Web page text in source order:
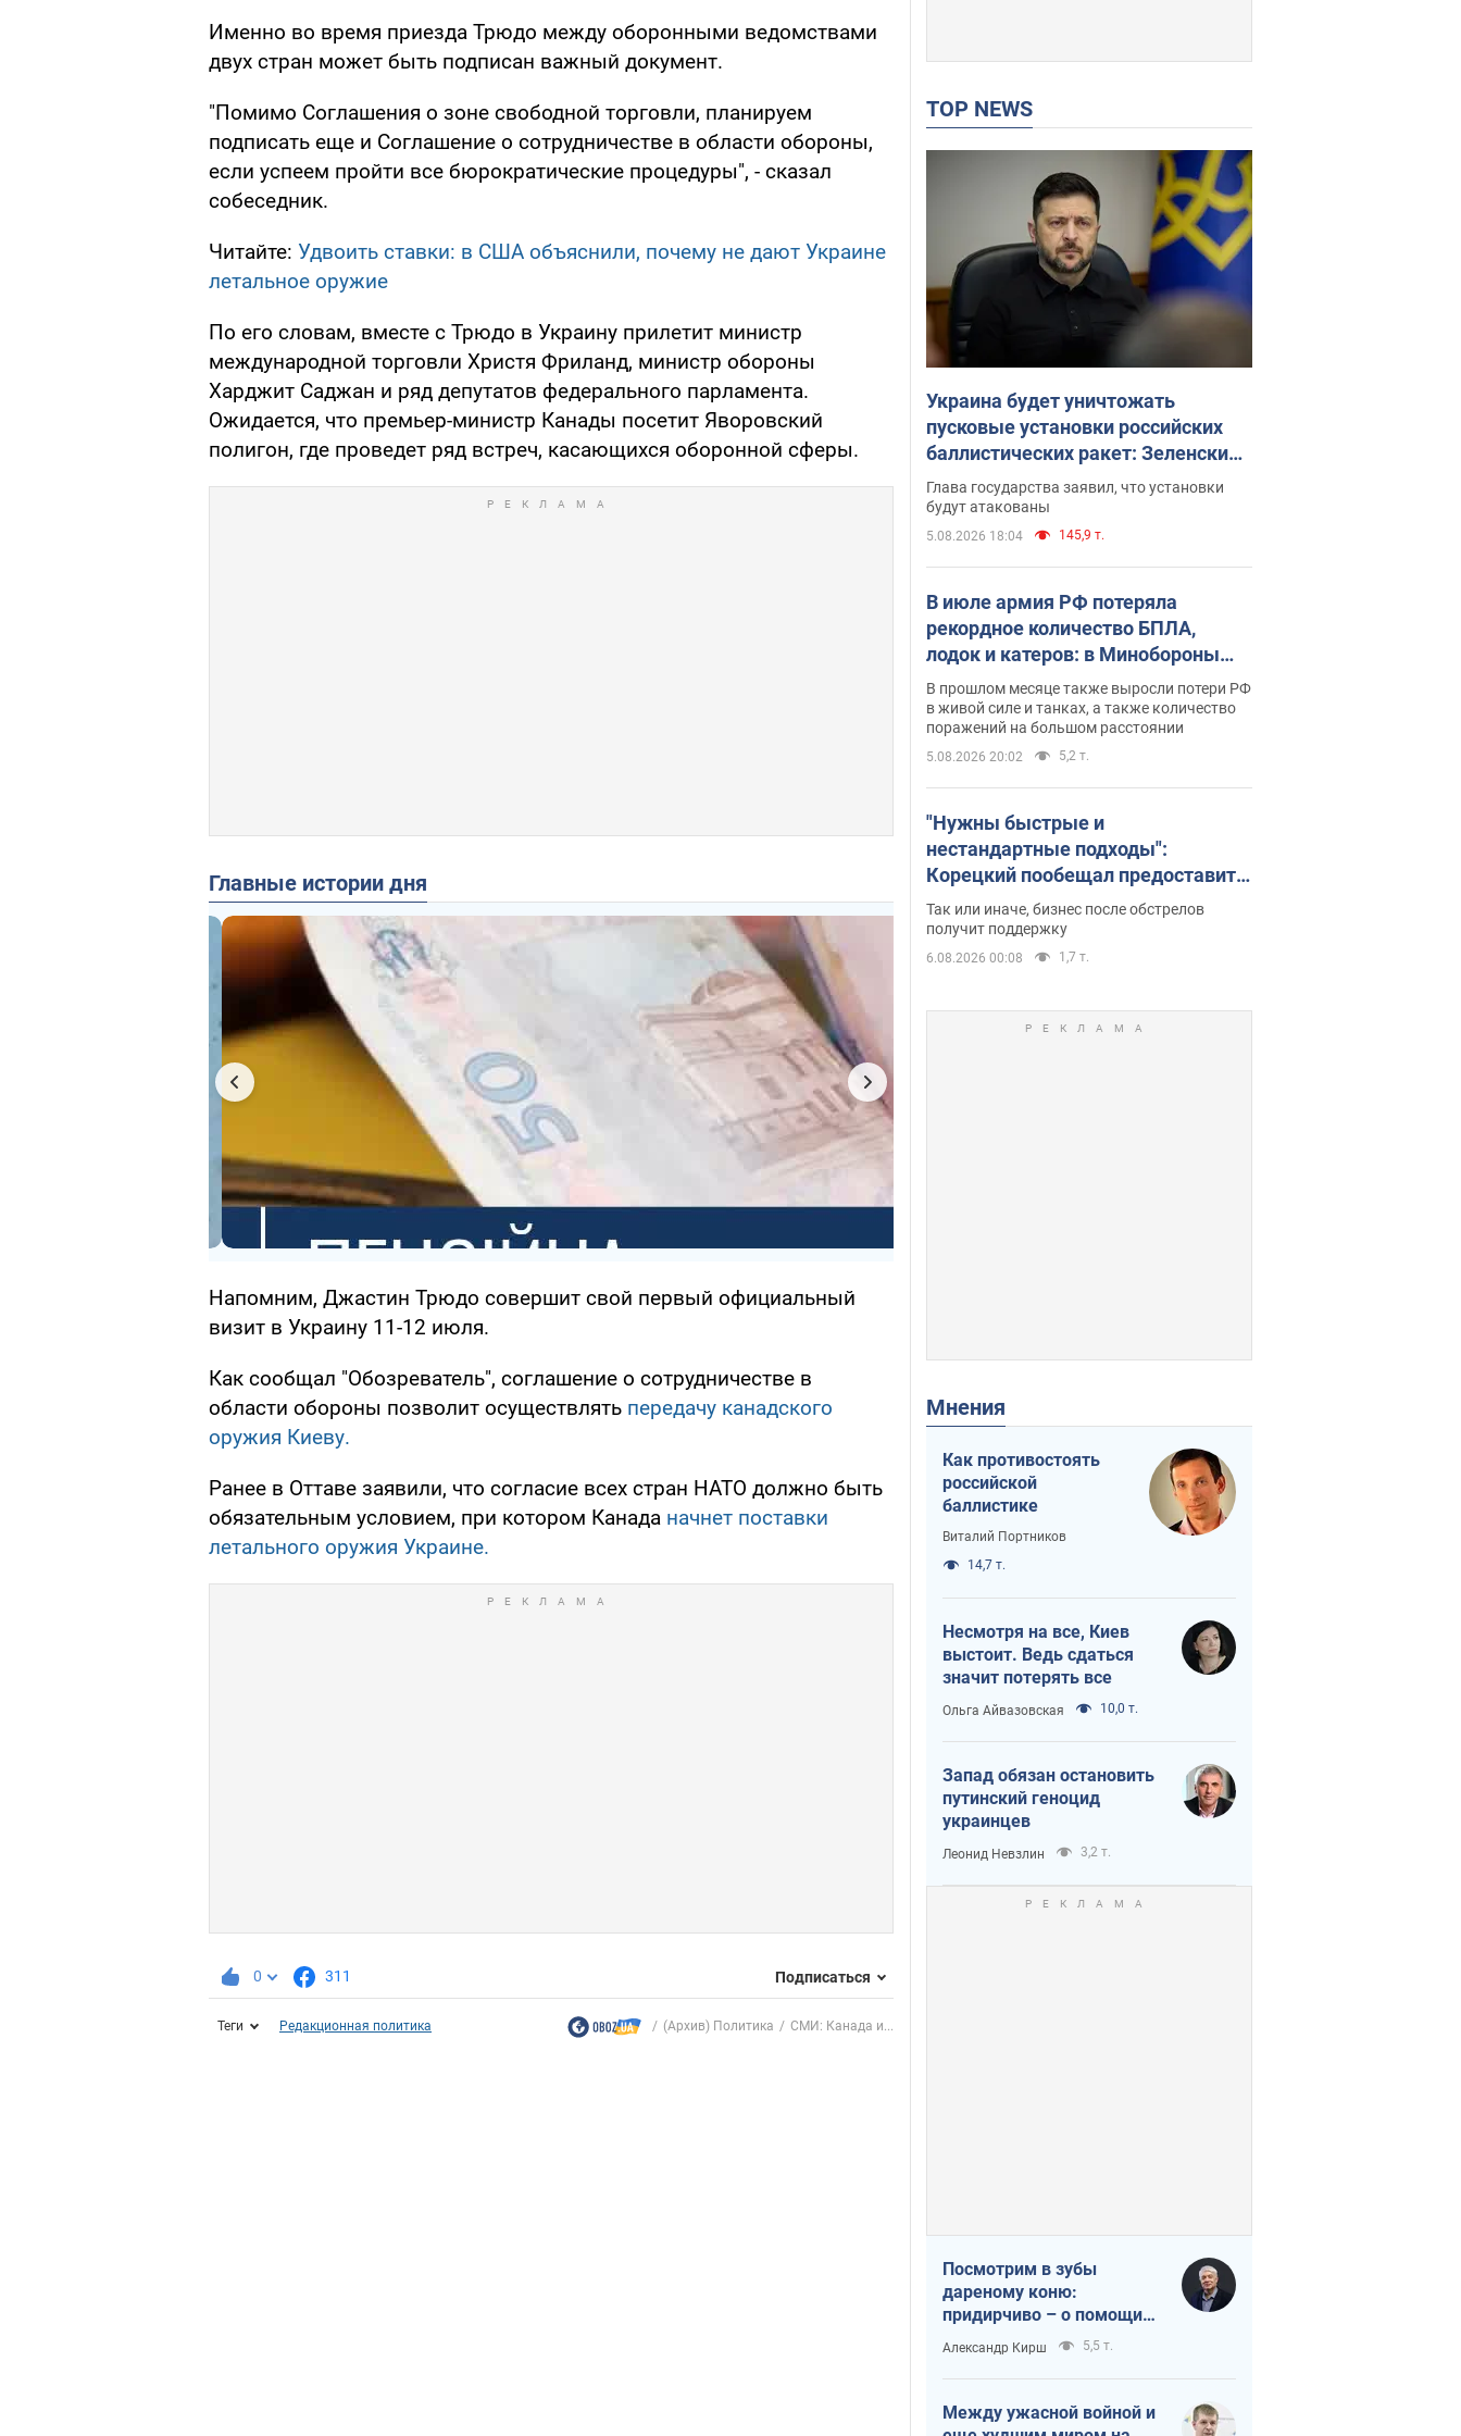
Именно во время приезда Трюдо между оборонными ведомствами
двух стран может быть подписан важный документ.
"Помимо Соглашения о зоне свободной торговли, планируем
подписать еще и Соглашение о сотрудничестве в области обороны,
если успеем пройти все бюрократические процедуры", - сказал
собеседник.
Читайте: Удвоить ставки: в США объяснили, почему не дают Украине
летальное оружие
По его словам, вместе с Трюдо в Украину прилетит министр
международной торговли Христя Фриланд, министр обороны
Харджит Саджан и ряд депутатов федерального парламента.
Ожидается, что премьер-министр Канады посетит Яворовский
полигон, где проведет ряд встреч, касающихся оборонной сферы.
Главные истории дня
Напомним, Джастин Трюдо совершит свой первый официальный
визит в Украину 11-12 июля.
Как сообщал "Обозреватель", соглашение о сотрудничестве в
области обороны позволит осуществлять передачу канадского
оружия Киеву.
Ранее в Оттаве заявили, что согласие всех стран НАТО должно быть
обязательным условием, при котором Канада начнет поставки
летального оружия Украине.
0 311 Подписаться
Теги Редакционная политика (Архив) Политика СМИ: Канада и...
TOP NEWS
Украина будет уничтожать
пусковые установки российских
баллистических ракет: Зеленский
провел заседание СНБО
Глава государства заявил, что установки
будут атакованы
5.08.2026 18:04 145,9 т.
В июле армия РФ потеряла
рекордное количество БПЛА,
лодок и катеров: в Минобороны
обнародовали статистику
В прошлом месяце также выросли потери РФ
в живой силе и танках, а также количество
поражений на большом расстоянии
5.08.2026 20:02 5,2 т.
"Нужны быстрые и
нестандартные подходы":
Корецкий пообещал предоставить
бизнесу приоритетный доступ к
имеющимся складским
помещениям
Так или иначе, бизнес после обстрелов
получит поддержку
6.08.2026 00:08 1,7 т.
Мнения
Как противостоять
российской
баллистике
Виталий Портников
14,7 т.
Несмотря на все, Киев
выстоит. Ведь сдаться
значит потерять все
Ольга Айвазовская 10,0 т.
Запад обязан остановить
путинский геноцид
украинцев
Леонид Невзлин 3,2 т.
Посмотрим в зубы
дареному коню:
придирчиво – о помощи
Украине
Александр Кирш 5,5 т.
Между ужасной войной и